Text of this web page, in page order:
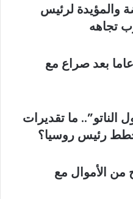
والمؤيدة لرئيس
تجاهه
وفاة والد ميسي عن 68 عاما بعد صراع مع
الناتو”.. ما تقديرات
رئيس روسيا؟
الأموال مع